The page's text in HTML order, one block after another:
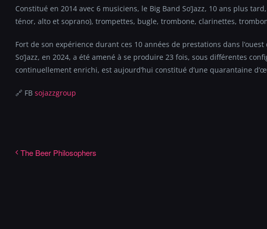
Constitué en 2014 avec 6 musiciens, le Big Band So’Jazz, 10 ans plus
ténor, alto et soprano), trompettes, bugle, trombone, clarinettes,
Fort de son expérience durant ces 10 années de prestations dans
So’Jazz, en 2024, a été amené à se produire 23 fois, sous différentes
continuellement enrichi, est aujourd’hui constitué d’une quarantaine
🔗 FB sojazzgroup
The Beer Philosophers